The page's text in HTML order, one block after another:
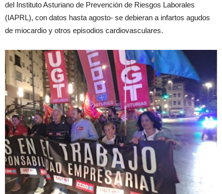
del Instituto Asturiano de Prevención de Riesgos Laborales
(IAPRL), con datos hasta agosto- se debieran a infartos agudos
de miocardio y otros episodios cardiovasculares.